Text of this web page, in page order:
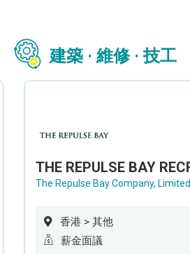
建築 · 維修 · 技工
The Repulse Bay Company, Limited
香港 > 其他
薪金面議